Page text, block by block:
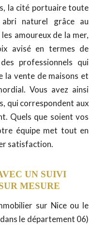
la cité portuaire toute
naturel grâce au
amoureux de la mer,
avisé en termes de
professionnels qui
la vente de maisons et
Vous avez ainsi
qui correspondent aux
Quels que soient vos
équipe met tout en
satisfaction.
UN SUIVI
MESURE
sur Nice ou le
le département 06)